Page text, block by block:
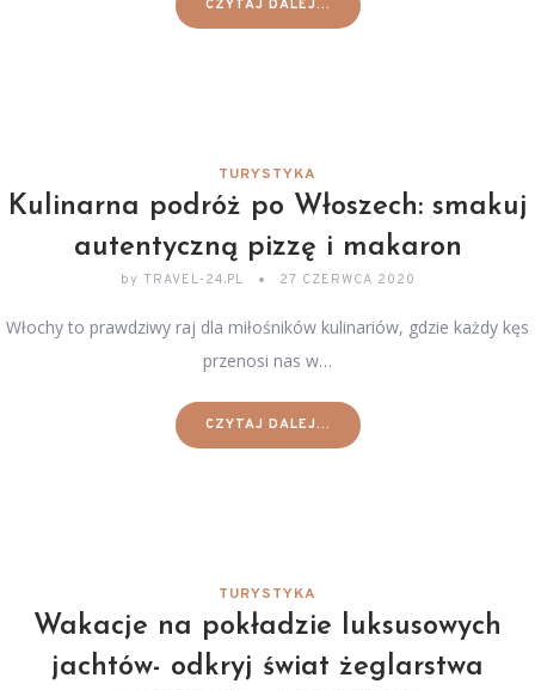
CZYTAJ DALEJ...
TURYSTYKA
Kulinarna podróż po Włoszech: smakuj
autentyczną pizzę i makaron
by TRAVEL-24.PL 27 CZERWCA 2020
Włochy to prawdziwy raj dla miłośników kulinariów, gdzie każdy kęs
przenosi nas w…
CZYTAJ DALEJ...
TURYSTYKA
Wakacje na pokładzie luksusowych
jachtów- odkryj świat żeglarstwa